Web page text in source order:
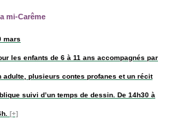
mi-Carême
mars
les enfants de 6 à 11 ans accompagnés par
adulte, plusieurs contes profanes et un récit
suivi d’un temps de dessin. De 14h30 à
[+]